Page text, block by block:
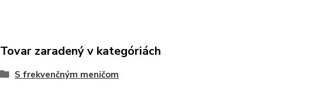
Tovar zaradený v kategóriách
S frekvenčným meničom